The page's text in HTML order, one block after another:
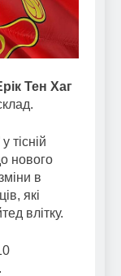
Тен Хаг
тісній
нового
в
які
влітку.